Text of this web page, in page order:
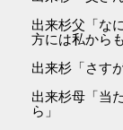
出来杉父「な
方には私から
出来杉「さす
出来杉母「当
ら」